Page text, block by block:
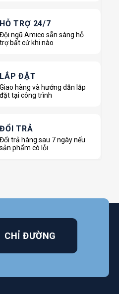
HỖ TRỢ 24/7
Đội ngũ Amico sẵn sàng hỗ
trợ bất cứ khi nào
LẮP ĐẶT
Giao hàng và hướng dẫn lắp
đặt tại công trình
ĐỔI TRẢ
Đổi trả hàng sau 7 ngày nếu
sản phẩm có lỗi
CHỈ ĐƯỜNG